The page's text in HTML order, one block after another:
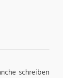
schreiben